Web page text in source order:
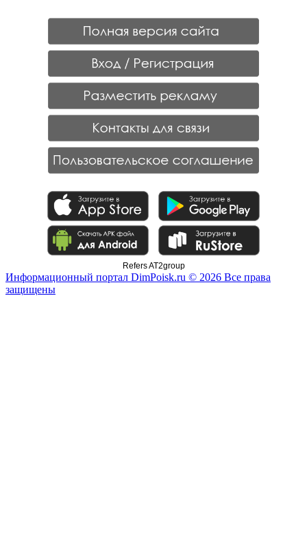
Refers AT2group
Информационный портал DimPoisk.ru © 2026 Все права
защищены